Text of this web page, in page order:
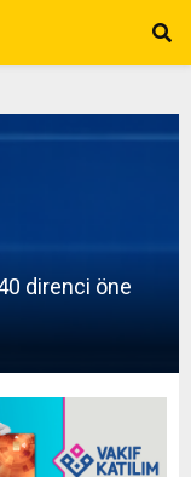
direnci öne